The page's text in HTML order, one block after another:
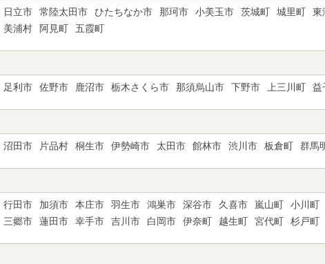
日立市 常陸太田市 ひたちなか市 那珂市 小美玉市 茨城町 城里町 東
美浦村
阿見町 五霞町
足利市 佐野市 鹿沼市 栃木さくら市 那須烏山市 下野市 上三川町 益
沼田市 片品村 桐生市 伊勢崎市 太田市 館林市 渋川市 板倉町 群馬
行田市 加須市 本庄市 羽生市 鴻巣市 深谷市 久喜市 嵐山町 小川町
三郷市
蓮田市 幸手市 吉川市 白岡市 伊奈町 越生町 宮代町 杉戸町